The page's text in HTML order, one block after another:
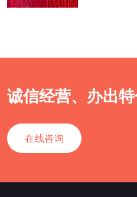
诚信经营、办出
在线咨询